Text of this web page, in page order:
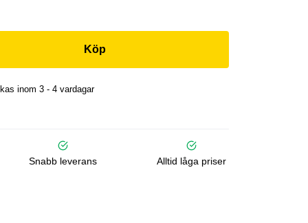
Köp
inom 3 - 4 vardagar
Snabb leverans Alltid låga priser